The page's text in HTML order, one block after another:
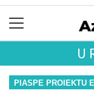
PIASPE PROIEKTU